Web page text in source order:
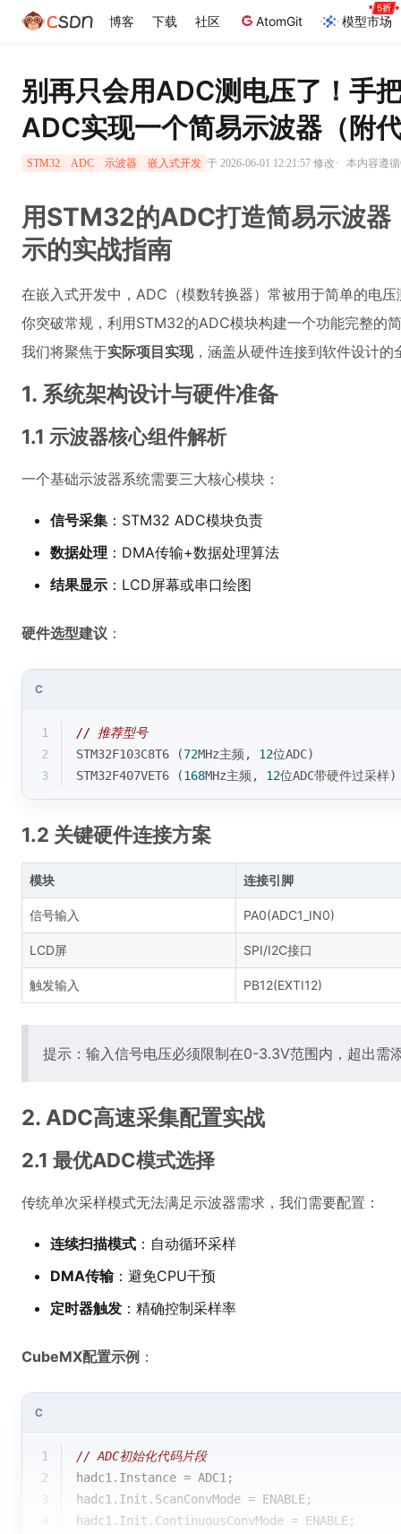
博客 下载 社区 AtomGit 模型市场
别再只会用ADC测电压了！手
ADC实现一个简易示波器（附
STM32 ADC 示波器 嵌入式开发 于 2026-06-01 12:21:57 修改· 本内容遵
用STM32的ADC打造简易示波器
示的实战指南
在嵌入式开发中，ADC（模数转换器）常被用于简单的电
你突破常规，利用STM32的ADC模块构建一个功能完整的
我们将聚焦于实际项目实现，涵盖从硬件连接到软件设计的
1. 系统架构设计与硬件准备
1.1 示波器核心组件解析
一个基础示波器系统需要三大核心模块：
信号采集 ：STM32 ADC模块负责
数据处理 ：DMA传输+数据处理算法
结果显示 ：LCD屏幕或串口绘图
硬件选型建议 ：
C
1
// 推荐型号
2
STM32F103C8T6 (72MHz主频, 12位ADC)
3
STM32F407VET6 (168MHz主频, 12位ADC带硬件过采样)
1.2 关键硬件连接方案
模块 连接引脚
信号输入 PA0(ADC1_IN0)
LCD屏 SPI/I2C接口
触发输入 PB12(EXTI12)
提示：输入信号电压必须限制在0-3.3V范围内，超出需
2. ADC高速采集配置实战
2.1 最优ADC模式选择
传统单次采样模式无法满足示波器需求，我们需要配置：
连续扫描模式 ：自动循环采样
DMA传输：避免CPU干预
定时器触发 ：精确控制采样率
CubeMX配置示例 ：
C
1
// ADC初始化代码片段
2
hadc1.Instance = ADC1;
3
hadc1.Init.ScanConvMode = ENABLE;
hadc1.Init.ContinuousConvMode = ENABLE;